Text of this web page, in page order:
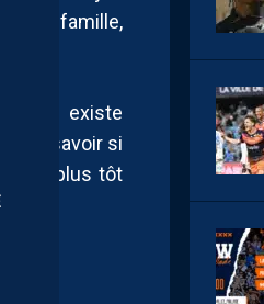
sa famille,
existe
à savoir si
Le plus tôt